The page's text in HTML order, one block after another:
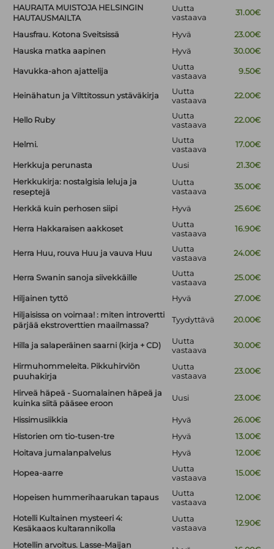
HAURAITA MUISTOJA HELSINGIN
HAUTAUSMAILTA
Uutta
vastaava
31.00€
Hausfrau. Kotona Sveitsissä Hyvä
23.00€
Hauska matka aapinen
Hyvä 30.00€
Havukka-ahon ajattelija
Uutta
vastaava
9.50€
Heinähatun ja Vilttitossun ystäväkirja
Uutta
vastaava
22.00€
Hello Ruby
Uutta
vastaava
22.00€
Helmi.
Uutta
vastaava
17.00€
Herkkuja perunasta Uusi
21.30€
Herkkukirja: nostalgisia leluja ja
reseptejä
Uutta
vastaava
35.00€
Herkkä kuin perhosen siipi Hyvä 25.60€
Herra Hakkaraisen aakkoset
Uutta
vastaava
16.90€
Herra Huu, rouva Huu ja vauva Huu
Uutta
vastaava
24.00€
Herra Swanin sanoja siivekkäille
Uutta
vastaava
25.00€
Hiljainen tyttö Hyvä
27.00€
Hiljaisissa on voimaa! : miten introvertti
pärjää ekstroverttien maailmassa?
Tyydyttävä 20.00€
Hilla ja salaperäinen saarni (kirja + CD)
Uutta
vastaava
30.00€
Hirmuhommeleita. Pikkuhirviön
puuhakirja
Uutta
vastaava
23.00€
Hirveä häpeä - Suomalainen häpeä ja
kuinka siitä pääsee eroon
Uusi 23.00€
Hissimusiikkia Hyvä
26.00€
Historien om tio-tusen-tre
Hyvä
13.00€
Hoitava jumalanpalvelus
Hyvä 12.00€
Hopea-aarre
Uutta
vastaava
15.00€
Hopeisen hummerihaarukan tapaus
Uutta
vastaava
12.00€
Hotelli Kultainen mysteeri 4:
Kesäkaaos kultarannikolla
Uutta
vastaava
12.90€
Hotellin arvoitus. Lasse-Maijan